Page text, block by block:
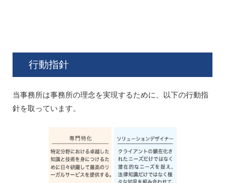
行動指針
当事務所は事務所の理念を実現するために、以下の行動指
針を取っています。